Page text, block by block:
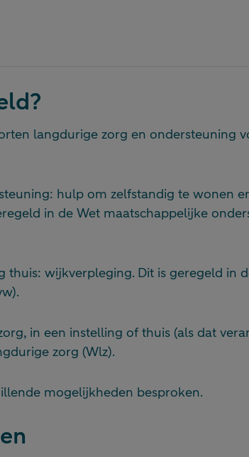
langdurige zorg en ondersteuning
hulp om zelfstandig te wonen
in de Wet maatschappelijke
thuis: wijkverpleging. Dit is geregeld in
in een instelling of thuis (als dat
zorg (Wlz).
mogelijkheden besproken.